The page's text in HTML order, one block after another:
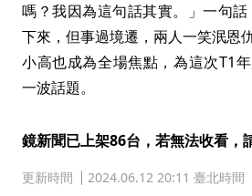
嗎？我因為這句話其實。」一句
下來，但事過境遷，兩人一笑泯恩
小高也成為全場焦點，為這次T1
一波話題。
鏡新聞已上架86台，若無法收看，
更新時間 2024.06.12 20:11 臺北時間